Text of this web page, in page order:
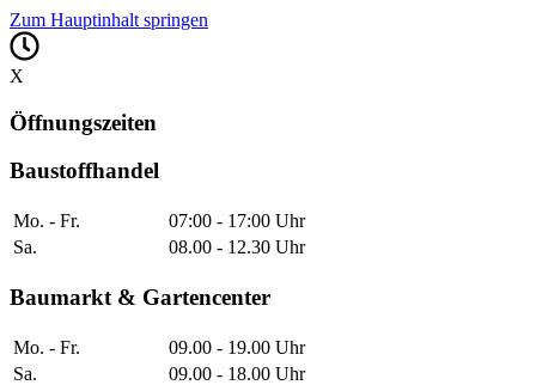
Zum Hauptinhalt springen
X
Öffnungszeiten
Baustoffhandel
Mo. - Fr.
07:00 - 17:00 Uhr
Sa.
08.00 - 12.30 Uhr
Baumarkt & Gartencenter
Mo. - Fr.
09.00 - 19.00 Uhr
Sa.
09.00 - 18.00 Uhr